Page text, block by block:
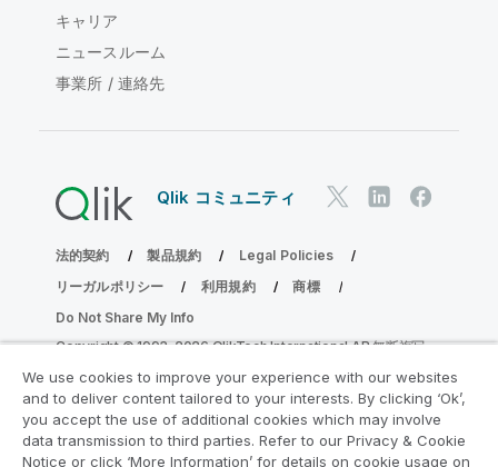
キャリア
ニュースルーム
事業所 / 連絡先
Qlik コミュニティ
法的契約 製品規約
Legal Policies
リーガルポリシー
利用規約
商標
Do Not Share My Info
Copyright © 1993-2026 QlikTech International AB.無断複写・
分析の近代化プログラムに参加する
We use cookies to improve your experience with our websites
and to deliver content tailored to your interests. By clicking ‘Ok’,
you accept the use of additional cookies which may involve
data transmission to third parties. Refer to our Privacy & Cookie
Notice or click ‘More Information’ for details on cookie usage on